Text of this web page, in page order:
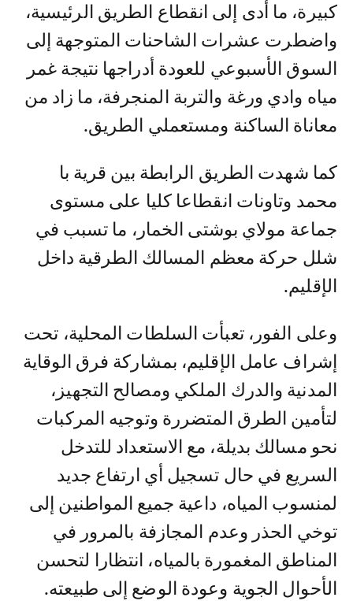
كبيرة، ما أدى إلى انقطاع الطريق الرئيسية،
واضطرت عشرات الشاحنات المتوجهة إلى
السوق الأسبوعي للعودة أدراجها نتيجة غمر
مياه وادي ورغة والتربة المنجرفة، ما زاد من
معاناة الساكنة ومستعملي الطريق.
كما شهدت الطريق الرابطة بين قرية با
محمد وتاونات انقطاعا كليا على مستوى
جماعة مولاي بوشتى الخمار، ما تسبب في
شلل حركة معظم المسالك الطرقية داخل
الإقليم.
وعلى الفور، تعبأت السلطات المحلية، تحت
إشراف عامل الإقليم، بمشاركة فرق الوقاية
المدنية والدرك الملكي ومصالح التجهيز،
لتأمين الطرق المتضررة وتوجيه المركبات
نحو مسالك بديلة، مع الاستعداد للتدخل
السريع في حال تسجيل أي ارتفاع جديد
لمنسوب المياه، داعية جميع المواطنين إلى
توخي الحذر وعدم المجازفة بالمرور في
المناطق المغمورة بالمياه، انتظارا لتحسن
الأحوال الجوية وعودة الوضع إلى طبيعته.